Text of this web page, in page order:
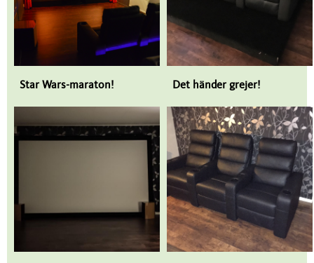
Star Wars-maraton! Det händer grejer!